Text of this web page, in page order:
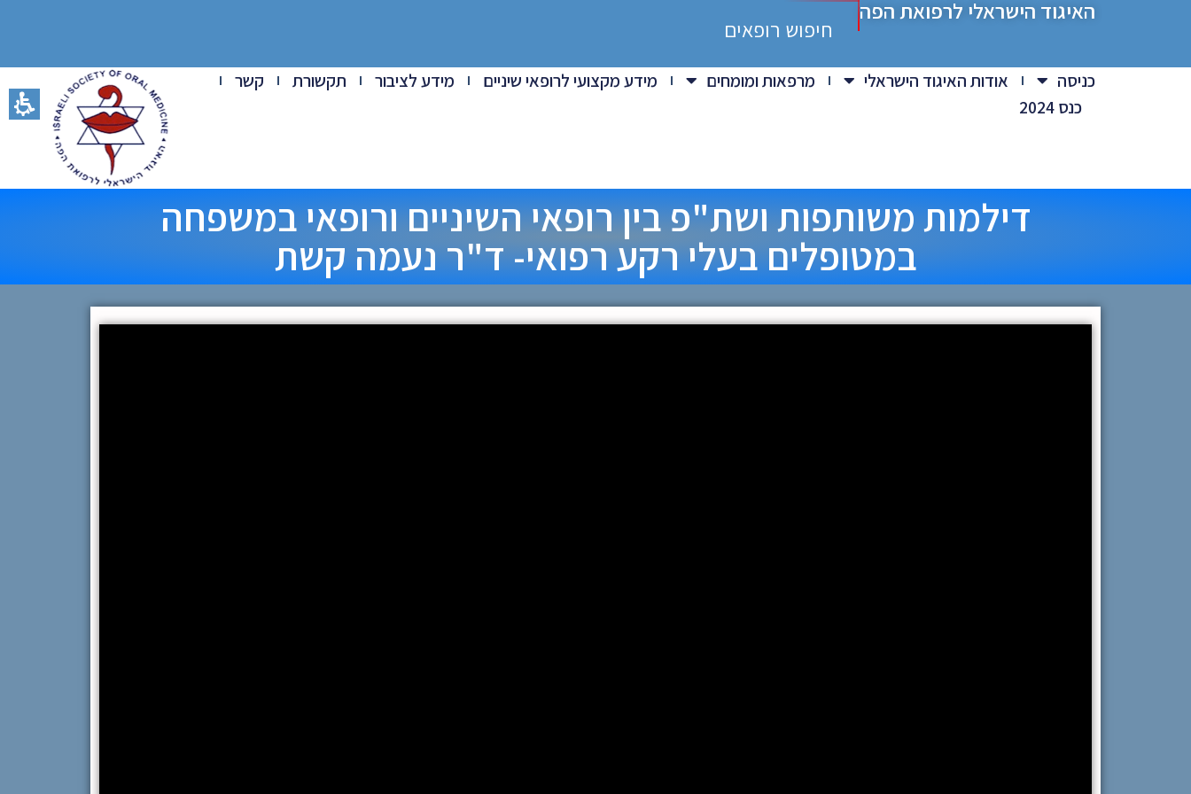
האיגוד הישראלי לרפואת הפה
חיפוש רופאים
כניסה אודות האיגוד הישראלי מרפאות ומומחים מידע מקצועי לרופאי שיניים מידע לציבור תקשורת
קשר
כנס 2024
דילמות משותפות ושת"פ בין רופאי השיניים ורופאי במשפחה
במטופלים בעלי רקע רפואי- ד"ר נעמה קשת